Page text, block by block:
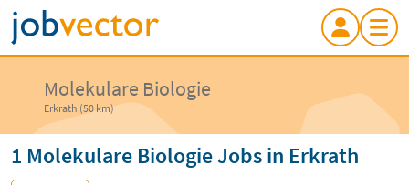
Molekulare Biologie
Erkrath (50 km)
1 Molekulare Biologie Jobs in Erkrath